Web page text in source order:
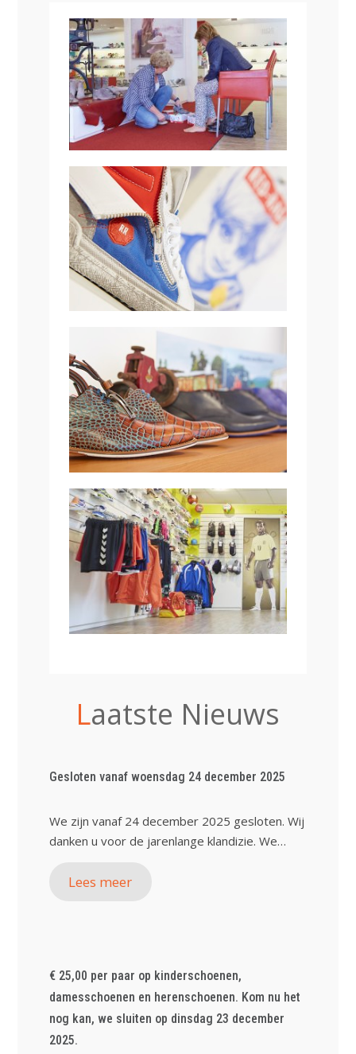
Laatste Nieuws
Gesloten vanaf woensdag 24 december 2025
We zijn vanaf 24 december 2025 gesloten. Wij
danken u voor de jarenlange klandizie. We…
Lees meer
€ 25,00 per paar op kinderschoenen,
damesschoenen en herenschoenen. Kom nu het
nog kan, we sluiten op dinsdag 23 december
2025.